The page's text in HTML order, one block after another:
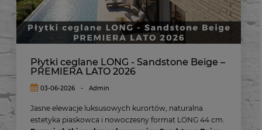
PREMIERA LATO 2026
03-06-2026 Admin
Jasne elewacje luksusowych kurortów, naturalna